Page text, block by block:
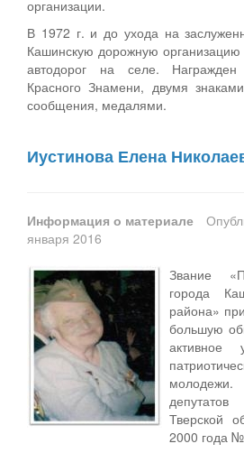
организации.
В 1972 г. и до ухода на
Кашинскую дорожную
автодорог на селе.
Красного Знамени, двумя
сообщения, медалями.
Иустинова Елена
Информация о материале
января 2016
Звание
города
района»
большую
активное
Тверской
2000 года